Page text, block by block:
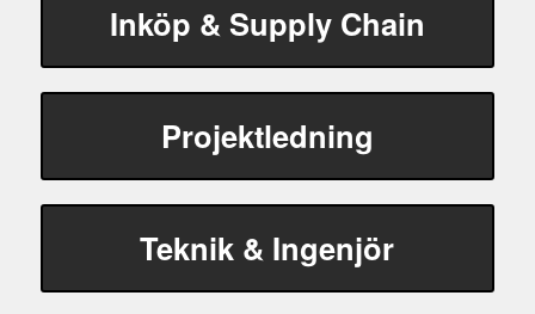
Inköp & Supply Chain
Projektledning
Teknik & Ingenjör